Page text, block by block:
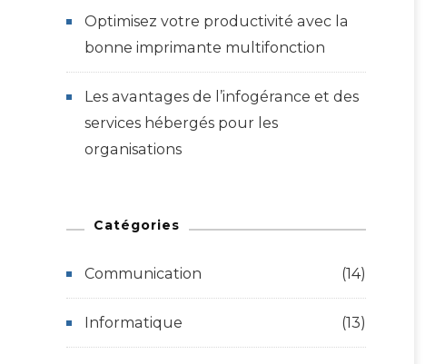
Optimisez votre productivité avec la
bonne imprimante multifonction
Les avantages de l’infogérance et des
services hébergés pour les
organisations
Catégories
Communication (14)
Informatique (13)